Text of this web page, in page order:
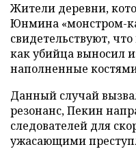
Жители деревни,
Юнмина «монстром-
свидетельствуют,
как убийца выносил
наполненные
Данный случай
резонанс, Пекин
следователей для
ужасающими